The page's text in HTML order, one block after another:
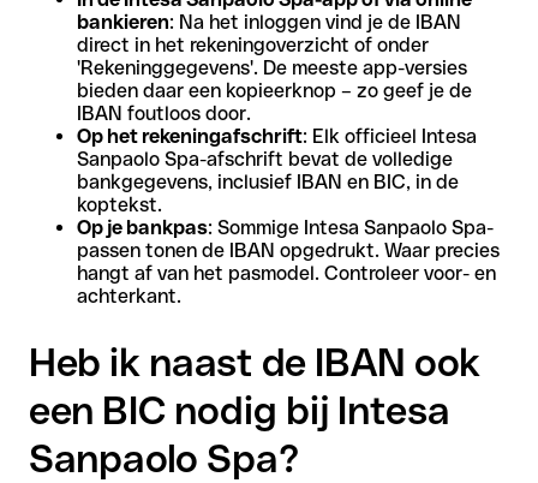
bankieren: Na het inloggen vind je de IBAN
direct in het rekeningoverzicht of onder
'Rekeninggegevens'. De meeste app-versies
bieden daar een kopieerknop – zo geef je de
IBAN foutloos door.
Op het rekeningafschrift: Elk officieel Intesa
Sanpaolo Spa-afschrift bevat de volledige
bankgegevens, inclusief IBAN en BIC, in de
koptekst.
Op je bankpas: Sommige Intesa Sanpaolo Spa-
passen tonen de IBAN opgedrukt. Waar precies
hangt af van het pasmodel. Controleer voor- en
achterkant.
Heb ik naast de IBAN ook
een BIC nodig bij Intesa
Sanpaolo Spa?